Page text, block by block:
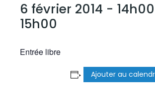
6 février 2014 - 14h00
15h00
Entrée libre
Ajouter au